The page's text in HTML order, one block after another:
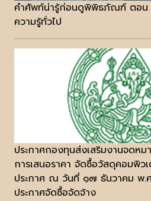
คำศัพท์น่ารู้ก่อนดูพิพิธภัณฑ์ ตอน
ความรู้ทั่วไป
ประกาศกองทุนส่งเสริมงานจดหม
การเสนอราคา จัดซื้อวัสดุคอมพิวเ
ประกาศ ณ วันที่ ๑๗ ธันวาคม พ.
ประกาศจัดซื้อจัดจ้าง